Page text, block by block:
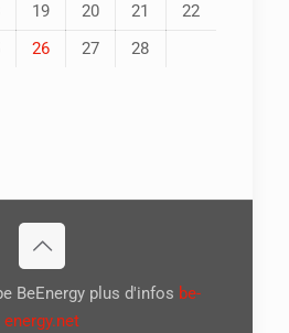
19 20 21
22
26 27 28
BeEnergy plus d'infos be-
energy.net